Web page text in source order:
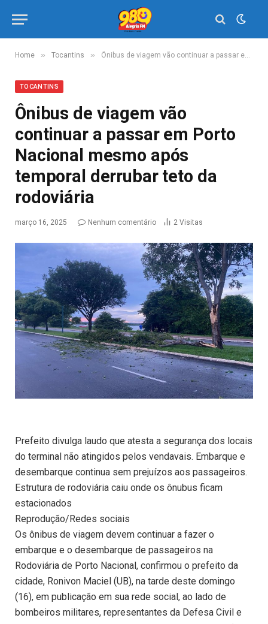
Home » Tocantins » Ônibus de viagem vão continuar a passar em Porto Nacional mesmo após temporal derrubar teto da rodoviária
TOCANTINS
Ônibus de viagem vão
continuar a passar em Porto
Nacional mesmo após
temporal derrubar teto da
rodoviária
março 16, 2025 Nenhum comentário 2 Visitas
Prefeito divulga laudo que atesta a segurança dos locais
do terminal não atingidos pelos vendavais. Embarque e
desembarque continua sem prejuízos aos passageiros.
Estrutura de rodoviária caiu onde os ônubus ficam
estacionados
Reprodução/Redes sociais
Os ônibus de viagem devem continuar a fazer o
embarque e o desembarque de passageiros na
Rodoviária de Porto Nacional, confirmou o prefeito da
cidade, Ronivon Maciel (UB), na tarde deste domingo
(16), em publicação em sua rede social, ao lado de
bombeiros militares, representantes da Defesa Civil e